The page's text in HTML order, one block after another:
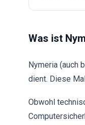
Was ist
Nymeria (auch
dient. Diese
Obwohl